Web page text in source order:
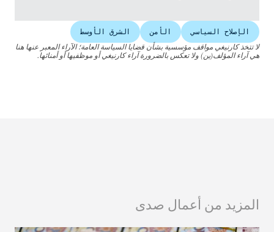
الإصلاح السياسي الأمن
الشرق الأوسط
لا تتخذ كارنيغي مواقف مؤسسية بشأن قضايا السياسة العامة؛ الآراء المعبر عنها هنا
هي آراء المؤلف(ين) ولا تعكس بالضرورة آراء كارنيغي أو موظفيها أو أمنائها.
المزيد من أعمال صدى